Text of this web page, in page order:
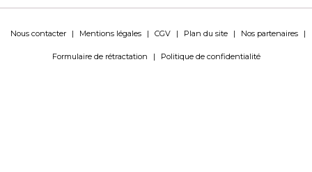
Nous contacter | Mentions légales | CGV | Plan du site | Nos partenaires |
Formulaire de rétractation | Politique de confidentialité